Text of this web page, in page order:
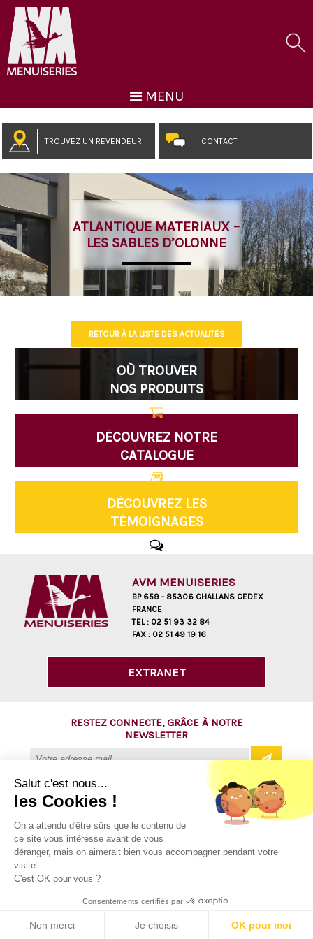
MENU
TROUVEZ UN REVENDEUR CONTACT
ATLANTIQUE MATERIAUX –
LES SABLES D’OLONNE
RETOUR À LA LISTE DES ACTUALITÉS
OÙ TROUVER
NOS PRODUITS
DÉCOUVREZ NOTRE
CATALOGUE
DÉCOUVREZ LES
TÉMOIGNAGES
AVM MENUISERIES
BP 659 - 85306 CHALLANS CEDEX
FRANCE
TEL : 02 51 93 32 84
FAX : 02 51 49 19 16
EXTRANET
RESTEZ CONNECTÉ, GRÂCE À NOTRE
NEWSLETTER
@ Copyright 2016 - AVM Menuiseries
Tous droits réservés
Contact
Salut c'est nous...
les Cookies !
On a attendu d'être sûrs que le contenu de
ce site vous intéresse avant de vous
déranger, mais on aimerait bien vous accompagner pendant votre
visite...
C'est OK pour vous ?
Consentements certifiés par
Non merci Je choisis OK pour moi